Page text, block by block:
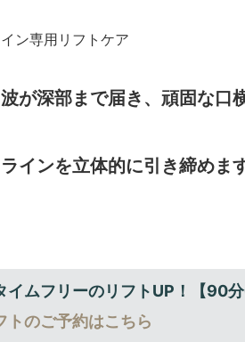
ン専用リフトケア
が深部まで届き、頑固な口
インを立体的に引き締めます
イムフリーのリフトUP！【
トのご予約はこちら